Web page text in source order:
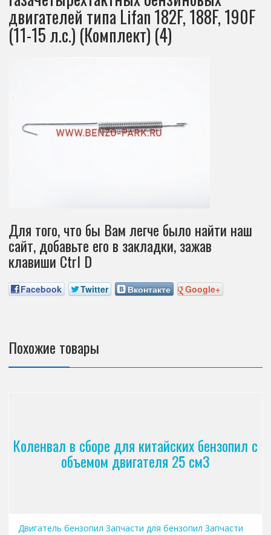
двигателей типа Lifan 182F, 188F, 190F
(11-15 л.с.) (Комплект) (4)
Для того, что бы Вам легче было найти наш
сайт, добавьте его в закладки, зажав
клавиши Ctrl D
Facebook Twitter Вконтакте Google+
Похожие товары
Коленвал в сборе для китайских бензопил с
объемом двигателя 25 см3
Двигатель бензопил Запчасти для бензопил Запчасти